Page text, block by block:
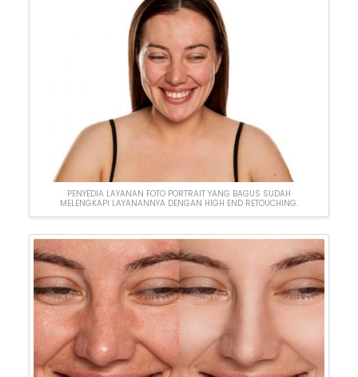
PENYEDIA LAYANAN FOTO PORTRAIT YANG BAGUS SUDAH
MELENGKAPI LAYANANNYA DENGAN HIGH END RETOUCHING.